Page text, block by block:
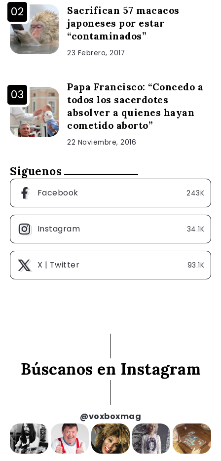
Sacrifican 57 macacos
japoneses por estar
“contaminados”
23 Febrero, 2017
Papa Francisco: “Concedo a
todos los sacerdotes
absolver a quienes hayan
cometido aborto”
22 Noviembre, 2016
Siguenos
Facebook 243K
Instagram 34.1K
X | Twitter 93.1K
Búscanos en Instagram
@voxboxmag